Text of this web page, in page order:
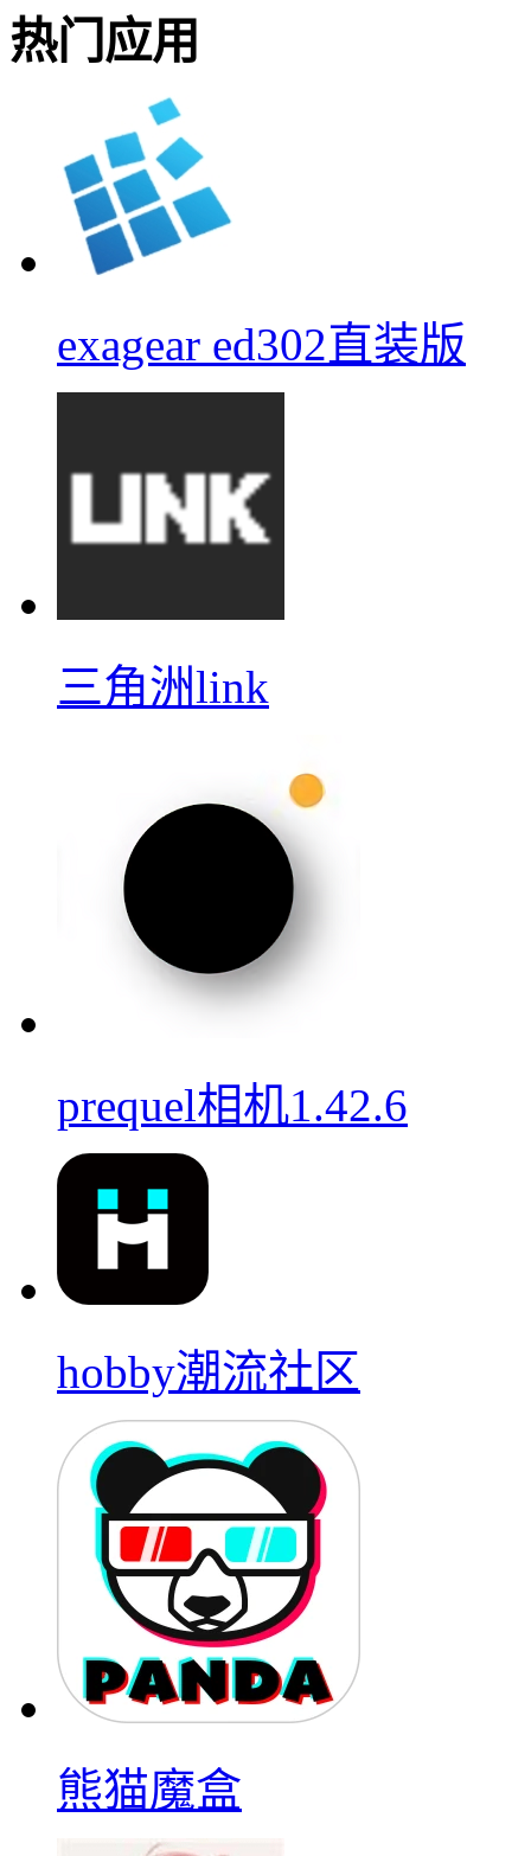
热门应用
exagear ed302直装版
三角洲link
prequel相机1.42.6
hobby潮流社区
熊猫魔盒